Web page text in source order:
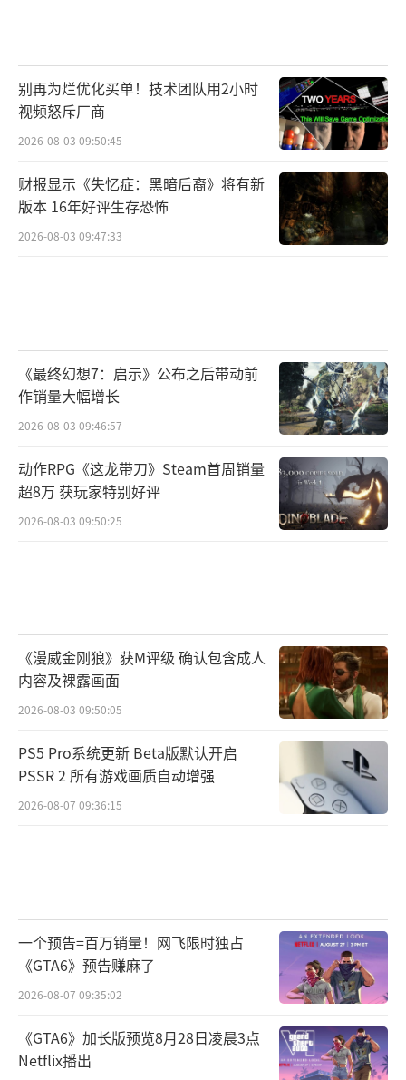
别再为烂优化买单！技术团队用2小时
视频怒斥厂商
2026-08-03 09:50:45
财报显示《失忆症：黑暗后裔》将有新
版本 16年好评生存恐怖
2026-08-03 09:47:33
《最终幻想7：启示》公布之后带动前
作销量大幅增长
2026-08-03 09:46:57
动作RPG《这龙带刀》Steam首周销量
超8万 获玩家特别好评
2026-08-03 09:50:25
《漫威金刚狼》获M评级 确认包含成人
内容及裸露画面
2026-08-03 09:50:05
PS5 Pro系统更新 Beta版默认开启
PSSR 2 所有游戏画质自动增强
2026-08-07 09:36:15
一个预告=百万销量！网飞限时独占
《GTA6》预告赚麻了
2026-08-07 09:35:02
《GTA6》加长版预览8月28日凌晨3点
Netflix播出